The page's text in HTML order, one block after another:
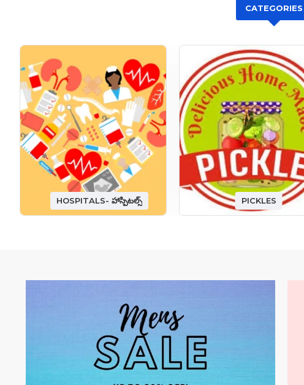
CATEGORIES
HOSPITALS- హాస్పిటల్స్ PICKLES